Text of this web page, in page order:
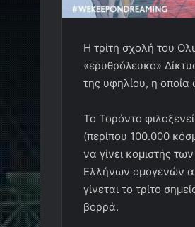
Η τρίτη σχολή του
«ερυθρόλευκο»
της υφηλίου, η οποία
Το Τορόντο
(περίπου 100.000
να γίνει κομιστής
Ελλήνων ομογενών
γίνεται το τρίτο
βορρά.